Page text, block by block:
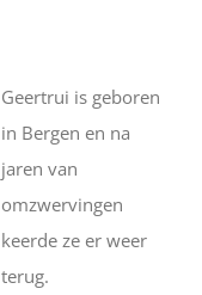
Geertrui is geboren
in Bergen en na
jaren van
omzwervingen
keerde ze er weer
terug.